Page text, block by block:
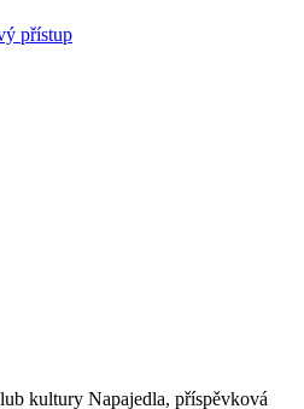
přístup
kultury Napajedla, příspěvková